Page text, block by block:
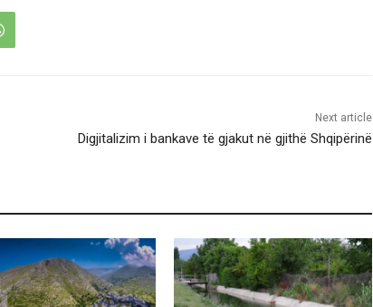
Next article
Digjitalizim i bankave të gjakut në gjithë Shqipërinë